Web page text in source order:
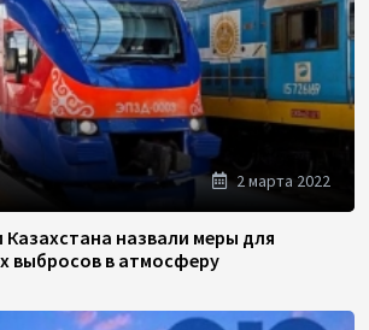
2 марта 2022
назвали меры для
выбросов в атмосферу